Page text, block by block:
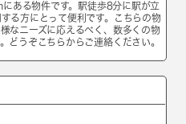
ある物件です。駅徒歩8分に駅が立
る方にとって便利です。こちらの物
なニーズに応えるべく、数多くの物
どうぞこちらからご連絡ください。